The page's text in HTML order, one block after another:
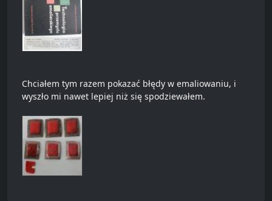
Chciałem tym razem pokazać błędy w emaliowaniu, i
wyszło mi nawet lepiej niż się spodziewałem.